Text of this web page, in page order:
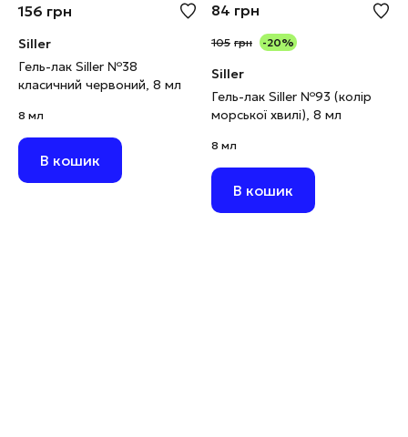
156 грн
Siller
Гель-лак Siller №38
класичний червоний, 8 мл
8 мл
В кошик
84 грн
105 грн -20%
Siller
Гель-лак Siller №93 (колір
морської хвилі), 8 мл
8 мл
В кошик